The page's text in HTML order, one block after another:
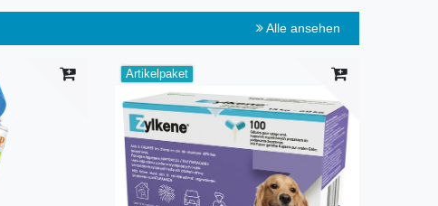
Alle ansehen
Artikelpaket